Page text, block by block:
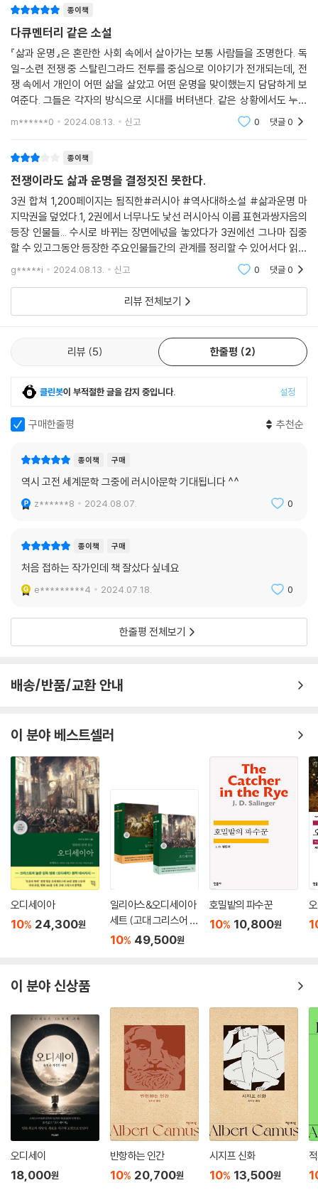
체제를 수호하려 싸우는 이들과 함께 소설은 전쟁과 파시즘이 가하는 폭력
앞에 몸을 사리고, 친구를 배신하고, 작은 이익에 목매는 보통 사람들을 그
린다. 이와 동시에, 같은 폭력과 고통 앞에서 인간의 품위를 잃지 않는 사람
들의 선함을 보여준다. 군의관 소피야 오시뽀브나 레빈똔은 의사로서 이용
가치가 있으니 살려주겠다는 나치의 제안을 거절하고 수송열차에서 인연
을 맺은 고아 다비드와 함께 가스실로 향한다. 학살을 앞두고 게토에 갇혀
어제의 이웃이 오늘은 침을 뱉는 상황에서도 애써 감자 한알을 나누는 사
기 직전의 포로를 자신의 목숨을 걸고 보살펴 살려낸다.(2권 51장) 다른
언어를 쓰며 말이 통하지 않는 상황이라도 한 사람의 삶과 운명을 결정하
는 것은 “강력한 국가들의 가차 없는 힘이 아니라 하나의 인간”인 것이다.
(2권 370면)
압도적 악의와 공포 속에서도 본능처럼 흘러나오는 이 선의는 『삶과 운명』
이 작품 전체에 걸쳐 탐색하는 주제의 하나다. 포로수용소의 기인(奇人)
수감자 이꼰니꼬프는 인간의 선함에 대한 믿음을 고수하는 인물로, 2권 16
장의 기록은 그의 사회적, 종교적 선이 아닌 인간의 선에 대한 생각을 집약
한다. “이것, 이 바보 같은 선의야말로 인간 속에 있는 가장 인간다운 것이
다. (…) 아직 인간 속의 인간적인 것이 말살되지 않았다면, 악은 이미 승리
를 확신할 수 없다.” 그러므로 『삶과 운명』의 마지막 장에 등장하는 무명의
세입자 부부는 이 끝내 부서지지 않는 작은 선의들 속에서 살아남은 누군
면)
바실리 그로스만은 작품의 전편을 이루는 1952년작 『정의로운 일을 위하
t)와 함께 『삶과 운명』을 통해 2차대전과 전체주의 사회의 실상을 속속들
이 조명했다. 작가는 『삶과 운명』에서 총 3부 201장의 분량으로 다양한 인
간상과 주제를 포괄하는 대서사를 완성하였지만, 지난한 출간 과정으로 인
해 살아 생전 이 책의 출간을 보지 못했다. 이러한 역사는 작품이 지닌 선구
후 『삶과 운명』은 연극과 TV 드라마 시리즈 등으로 각색되며 작품성을 더
뿌시낀 문학의 권위자 최선(고려대 노어노문학과 명예교수)은 최신판인 2
하고 섬세한 번역으로 살려냈다. 2차대전을 조명한 무수한 문학작품과 러
시아문학의 전통 가운데서 『삶과 운명』이 가지는 독보적 의미와 작품이 오
은 흥미로운 읽을거리를 더한다.
년대 소련의 해빙 무드에도 불구하고 출판에 어려움을 겪은 것은, 이 소설
이 소련 체제 자체에 의문을 제기하며 당국이 금기시하는 제반 문제를 다
루었고 전시 소련 장성들 및 정치가들의 비리는 물론, 한걸음 더 나아가 전
쟁의 실상을 그대로 그리며 소련이 내세우는 애국전쟁을 포함해 전쟁 자체
에 회의적인 태도를 드러냈기 때문이다. (…) 이 소설은 소련의 역사와 인
간에 대한 철학적 사색, 러시아 문학·미술·학문·무기·전투 상황, 나치 독일
의 포로수용소 및 유대인 수용소, 유대인 절멸을 위한 가스실, 스딸린 시대
의 숙청 및 소련의 노동교화수용소를 자세히 보여주며, 히틀러와 스딸린으
로 대표되는 국가권력에 굴종해야만 했던 평범한 사람들의 일상과 내면부
터 히틀러와 스딸린의 심리 상태에 이르기까지 세세하게 묘사하고 있다.
(…) 이 소설에서 그로스만은 인간의 승리는 모든 거대한 것, 추상적인 것
비폭력, 평화가 자리하고, 절망, 체념, 증오, 죽음, 부자유의 반대편에 희
선
종이책
다큐멘터리 같은 소설
『삶과 운명』은 혼란한 사회 속에서 살아가는 보통 사람들을 조명한다. 독
일-소련 전쟁 중 스탈린그라드 전투를 중심으로 이야기가 전개되는데, 전
쟁 속에서 개인이 어떤 삶을 살았고 어떤 운명을 맞이했는지 담담하게 보
여준다. 그들은 각자의 방식으로 시대를 버텨낸다. 같은 상황에서도 누군
가는 선을 택하고 또 누군가는 악을 택한다. 작가는 이를 '각자가 다 자기
m******0 2024.08.13. 신고 0 댓글0
종이책
전쟁이라도 삶과 운명을 결정짓진 못한다.
3권 합쳐 1,200페이지는 됨직한#러시아 #역사대하소설 #삶과운명 마
지막권을 덮었다.1, 2권에서 너무나도 낯선 러시아식 이름 표현과쌍자음의
등장 인물들... 수시로 바뀌는 장면에넋을 놓았다가 3권에선 그나마 집중
할 수 있고그동안 등장한 주요인물들간의 관계를 정리할 수 있어서다 읽고
난 결론... 다시 읽어야겠다.(인물관계도를 적으면서 가야 이해가 쉽다.)그
리고 2권 읽고 다른
g*****i 2024.08.13. 신고 0 댓글0
리뷰 전체보기
리뷰 5 한줄평 2
클린봇이 부적절한 글을 감지 중입니다. 설정
구매한줄평 추천순
종이책 구매
역시 고전 세계문학 그중에 러시아문학 기대됩니다 ^^
z******8 2024.08.07. 0
종이책 구매
처음 접하는 작가인데 책 잘샀다 싶네요
e*********4 2024.07.18. 0
한줄평 전체보기
배송/반품/교환 안내
이 분야 베스트셀러
오디세이아
10% 24,300원
일리아스&오디세이아
세트 (고대 그리스어 완
역본)
10% 49,500원
호밀밭의 파수꾼
10% 10,800원
이 분야 신상품
오디세이
18,000원
반항하는 인간
10% 20,700원
시지프 신화
10% 13,500원